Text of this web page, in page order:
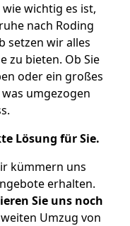
wichtig es ist,
nach Roding
setzen wir alles
zu bieten. Ob Sie
oder ein großes
umgezogen
Lösung für Sie.
kümmern uns
erhalten.
Sie uns noch
Umzug von